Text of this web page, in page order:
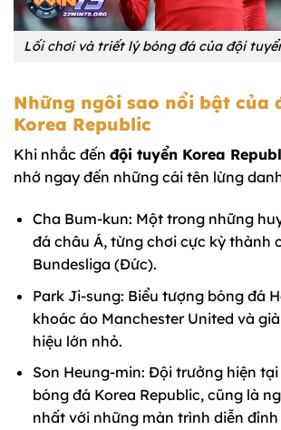
Lối chơi và triết lý bóng đá của đội
Những ngôi sao nổi bật của
Korea Republic
Khi nhắc đến đội tuyển Korea
nhớ ngay đến những cái tên lừng
Cha Bum-kun: Một trong những
đá châu Á, từng chơi cực kỳ thành
Bundesliga (Đức).
Park Ji-sung: Biểu tượng bóng đá
khoác áo Manchester United và
hiệu lớn nhỏ.
Son Heung-min: Đội trưởng hiện
bóng đá Korea Republic, cũng là
nhất với những màn trình diễn